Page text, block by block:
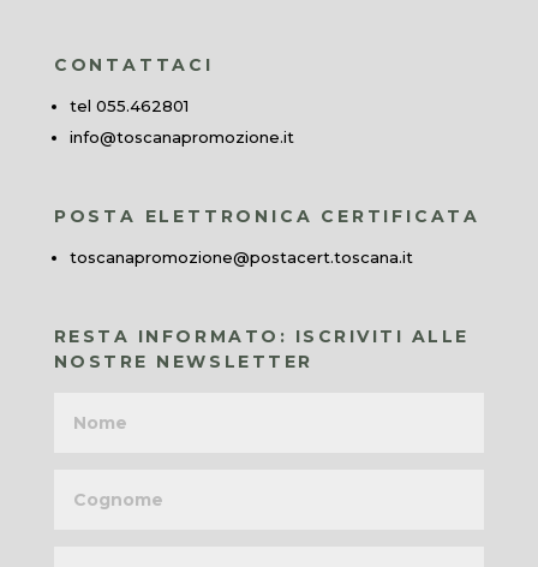
CONTATTACI
tel 055.462801
info@toscanapromozione.it
POSTA ELETTRONICA CERTIFICATA
toscanapromozione@postacert.toscana.it
RESTA INFORMATO: ISCRIVITI ALLE
NOSTRE NEWSLETTER